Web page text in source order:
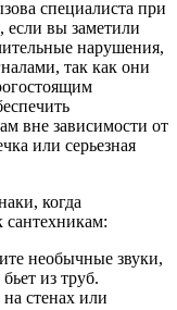
специалиста при
вы заметили
нарушения,
так как они
вне зависимости от
или серьезная
когда
сантехникам:
необычные звуки,
из труб.
стенах или